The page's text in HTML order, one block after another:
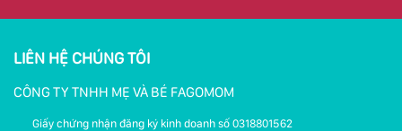
LIÊN HỆ CHÚNG TÔI
CÔNG TY TNHH MẸ VÀ BÉ FAGOMOM
Giấy chứng nhận đăng ký kinh doanh số 0318801562